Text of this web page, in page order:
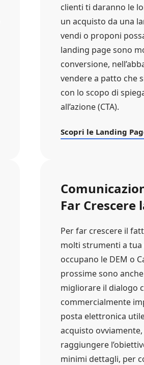
clienti ti daranno le
un acquisto da una
vendi o proponi
landing page sono
conversione,
vendere a patto che
con lo scopo di
all’azione (CTA).
Scopri le Landing
Far Crescere
Per far crescere il
molti strumenti a tua
occupano le DEM o
prossime sono
migliorare il dialogo
commercialmente
posta elettronica
acquisto
raggiungere
minimi dettagli, per